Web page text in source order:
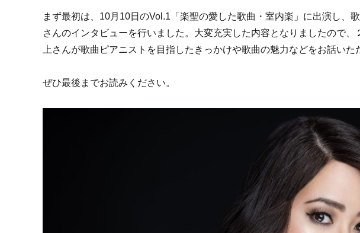
まず最初は、10月10日のVol.1「楽聖の愛した歌曲・室内楽」に出演し、
さんのインタビューを行いました。大変充実した内容となりましたので
上さんが歌曲ピアニストを目指したきっかけや歌曲の魅力などをお話いた
ぜひ最後までお読みください。